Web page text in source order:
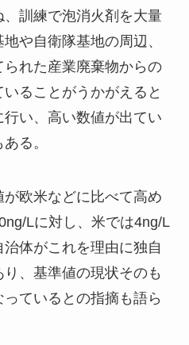
訓練で泡消火剤を大量
や自衛隊基地の周辺、
れた産業廃棄物からの
ることがうかがえると
い、高い数値が出てい
る。
欧米などに比べて高め
Lに対し、米では4ng/L
体がこれを理由に独自
、基準値の現状そのも
ているとの指摘も語ら